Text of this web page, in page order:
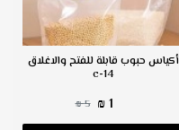
أكياس حبوب قابلة للفتح والاغلاق
c-14
1 ₪
5 ₪